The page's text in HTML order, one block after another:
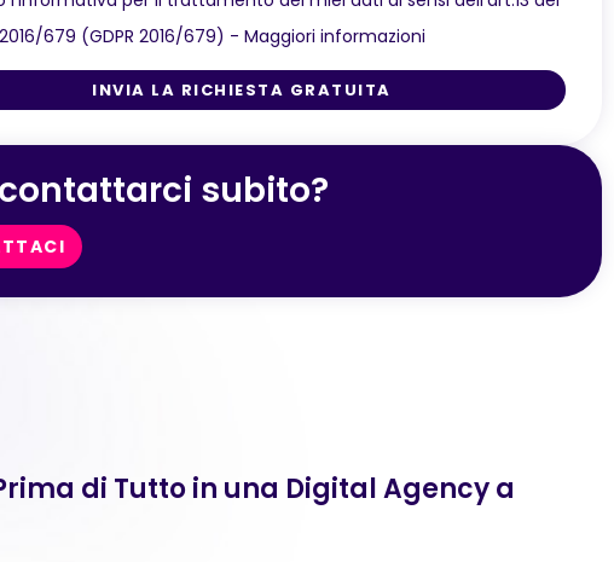
679 (GDPR 2016/679) - Maggiori informazioni
INVIA LA RICHIESTA GRATUITA
subito?
di Tutto in una Digital Agency a